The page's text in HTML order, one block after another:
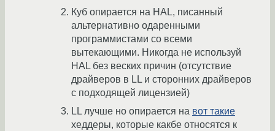
Куб опирается на HAL, писанный
альтернативно одаренными
программистами со всеми
вытекающими. Никогда не используй
HAL без веских причин (отсутствие
драйверов в LL и сторонних драйверов
с подходящей лицензией)
LL лучше но опирается на вот такие
хеддеры, которые какбе относятся к